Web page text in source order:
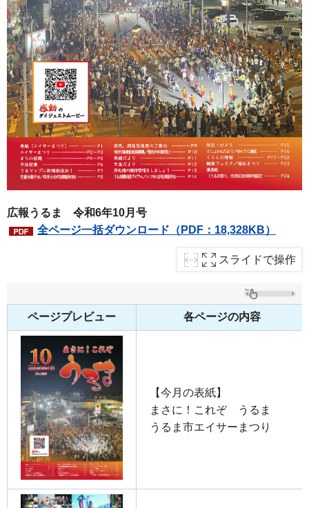
広報うるま 令和6年10月号
全ページ一括ダウンロード（PDF：18,328KB）
スライドで操作
ページプレビュー 各ページの内容
【今月の表紙】
まさに！これぞ うるま
うるま市エイサーまつり